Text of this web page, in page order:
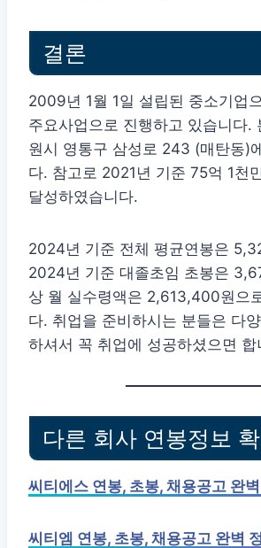
결론
2009년 1월 1일 설립된 중소기업
주요사업으로 진행하고 있습니다.
원시 영통구 삼성로 243 (매탄동)
다. 참고로 2021년 기준 75억 1천
달성하였습니다.
2024년 기준 전체 평균연봉은
2024년 기준 대졸초임 초봉은
상 월 실수령액은 2,613,400원으
다. 취업을 준비하시는 분들은 다
하셔서 꼭 취업에 성공하셨으면 합
다른 회사 연봉정보
씨티에스 연봉, 초봉, 채용공고 완
씨티엠 연봉, 초봉, 채용공고 완벽